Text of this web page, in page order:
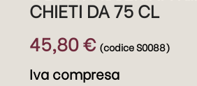
CHIETI DA 75 CL
45,80 € (codice S0088)
Iva compresa